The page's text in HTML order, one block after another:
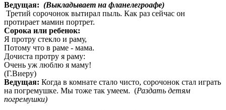
Ведущая: (Выкладывает на фланелегроафе)
Третий сорочонок вытирал пыль. Как раз сейчас он
протирает мамин портрет.
Сорока или ребенок:
Я протру стекло и раму,
Потому что в раме - мама.
Дочиста протру я раму:
Очень уж люблю я маму!
(Г.Виеру)
Ведущая: Когда в комнате стало чисто, сорочонок стал играть
на погремушке. Мы тоже так умеем. (Раздать детям
погремушки)